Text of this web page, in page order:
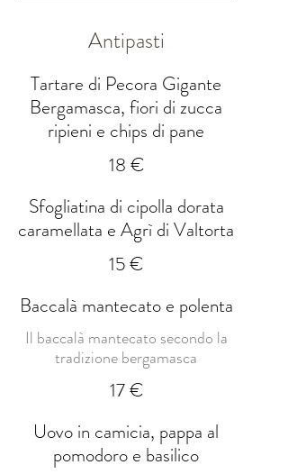
Antipasti
Tartare di Pecora Gigante
Bergamasca, fiori di zucca
ripieni e chips di pane
18 €
Sfogliatina di cipolla dorata
caramellata e Agrì di Valtorta
15 €
Baccalà mantecato e polenta
Il baccalà mantecato secondo la
tradizione bergamasca
17 €
Uovo in camicia, pappa al
pomodoro e basilico